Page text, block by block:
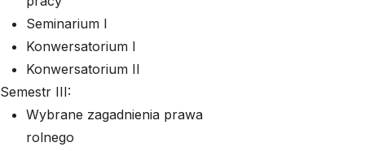
Seminarium I
Konwersatorium I
Konwersatorium II
Semestr III:
Wybrane zagadnienia prawa
rolnego